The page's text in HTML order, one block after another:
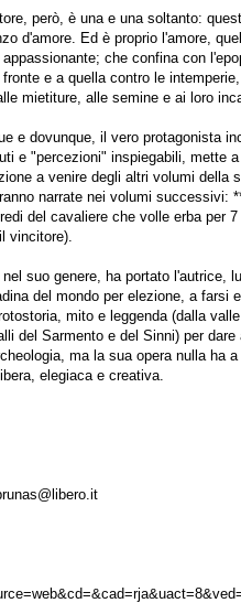
però, è una e una soltanto:
d'amore. Ed è proprio l'amore,
che confina con
e a quella contro le
mietiture, alle semine e ai loro
e dovunque, il vero protagonista
e "percezioni" inspiegabili, mette
a venire degli altri volumi della
narrate nei volumi successivi:
del cavaliere che volle erba per
vincitore).
suo genere, ha portato l'autrice,
del mondo per elezione, a farsi
mito e leggenda (dalla
del Sarmento e del Sinni) per dare
ma la sua opera nulla ha
elegiaca e creativa.